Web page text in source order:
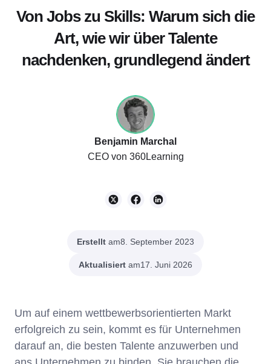
Von Jobs zu Skills: Warum sich die
Art, wie wir über Talente
nachdenken, grundlegend ändert
Benjamin Marchal
CEO von 360Learning
Erstellt am8. September 2023
Aktualisiert am17. Juni 2026
Um auf einem wettbewerbsorientierten Markt
erfolgreich zu sein, kommt es für Unternehmen
darauf an, die besten Talente anzuwerben und